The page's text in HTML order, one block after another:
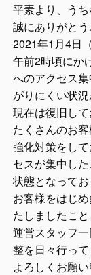
平素より、う
誠にありがとう
2021年1月4日
午前2時頃にか
へのアクセス
がりにくい状況
現在は復旧し
たくさんのお
強化対策をし
セスが集中し
状態となってお
お客様をはじ
たしましたこ
運営スタッフ
整を日々行っ
よろしくお願い